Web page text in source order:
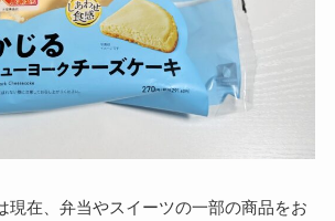
現在、弁当やスイーツの一部の商品をお